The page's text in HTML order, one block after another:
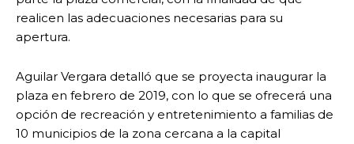
realicen las adecuaciones necesarias para su
apertura.
Aguilar Vergara detalló que se proyecta inaugurar la
plaza en febrero de 2019, con lo que se ofrecerá una
opción de recreación y entretenimiento a familias de
10 municipios de la zona cercana a la capital